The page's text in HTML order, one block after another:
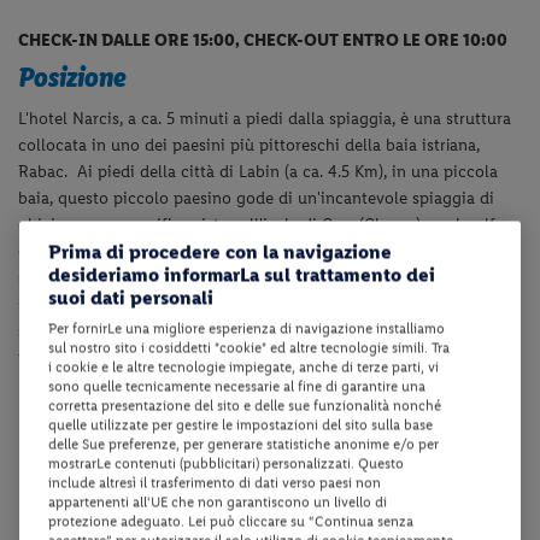
CHECK-IN DALLE ORE 15:00, CHECK-OUT ENTRO LE ORE 10:00
Posizione
L'hotel Narcis, a ca. 5 minuti a piedi dalla spiaggia, è una struttura
collocata in uno dei paesini più pittoreschi della baia istriana,
Rabac. Ai piedi della città di Labin (a ca. 4.5 Km), in una piccola
baia, questo piccolo paesino gode di un'incantevole spiaggia di
ghiaia e una magnifica vista sull'isola di Cres (Cherso) e sul golfo
di Quarnaro. A Labin (Albona), che si trova a ca. 4.5 Km di distanza,
sarà possibile visitare l'interessante Museo della miniera, con uno
scavo aperto aperto al pubblico, e le tante gallerie e studi d'arte
sparsi per il vecchio centro della città. Da Rabac sarà inoltre
possibile partire per esplorare le zone circostanti e visitare, il Parco
Nazionale diBrijuni (Brioni), fare tappa al suggestivo Parco
Nazionale dei LaghiPlitvice o visitare le città di Fiume (a ca. 68
Km), Rovigno (a ca. 59 Km) e Parenzo (a ca. 70 Km).
Dotazioni della struttura
La struttura dispone di reception (24h), ascensore, bar e ristorante,
Prima di procedere con la navigazione
desideriamo informarLa sul trattamento dei
suoi dati personali
Per fornirLe una migliore esperienza di navigazione installiamo
sul nostro sito i cosiddetti "cookie" ed altre tecnologie simili. Tra
i cookie e le altre tecnologie impiegate, anche di terze parti, vi
sono quelle tecnicamente necessarie al fine di garantire una
corretta presentazione del sito e delle sue funzionalità nonché
quelle utilizzate per gestire le impostazioni del sito sulla base
delle Sue preferenze, per generare statistiche anonime e/o per
mostrarLe contenuti (pubblicitari) personalizzati. Questo
include altresì il trasferimento di dati verso paesi non
appartenenti all'UE che non garantiscono un livello di
protezione adeguato. Lei può cliccare su “Continua senza